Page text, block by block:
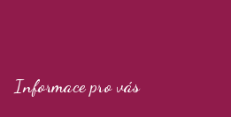
Informace pro vás